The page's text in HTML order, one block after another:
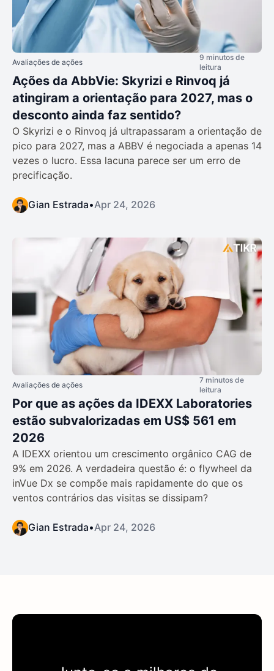
Avaliações de ações
9 minutos de
leitura
Ações da AbbVie: Skyrizi e Rinvoq já
atingiram a orientação para 2027, mas o
desconto ainda faz sentido?
O Skyrizi e o Rinvoq já ultrapassaram a orientação de
pico para 2027, mas a ABBV é negociada a apenas 14
vezes o lucro. Essa lacuna parece ser um erro de
precificação.
Gian Estrada•Apr 24, 2026
Avaliações de ações
7 minutos de
leitura
Por que as ações da IDEXX Laboratories
estão subvalorizadas em US$ 561 em
2026
A IDEXX orientou um crescimento orgânico CAG de
9% em 2026. A verdadeira questão é: o flywheel da
inVue Dx se compõe mais rapidamente do que os
ventos contrários das visitas se dissipam?
Gian Estrada•Apr 24, 2026